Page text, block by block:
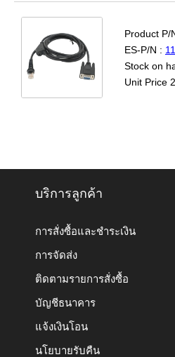
Product P/
ES-P/N :
Stock on
Unit Price
บริการลูกค้า
การสั่งซื้อและชำระเงิน
การจัดส่ง
ติดตามรายการสั่งซื้อ
บัญชีธนาคาร
แจ้งเงินโอน
นโยบายรับคืน